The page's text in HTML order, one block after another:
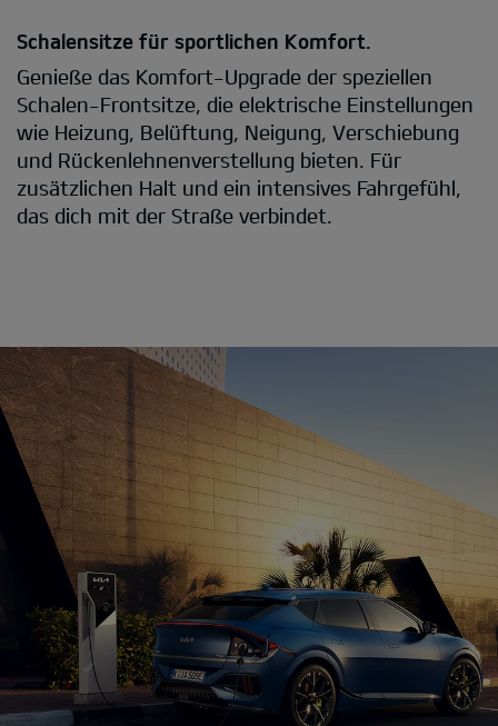
Schalensitze für sportlichen Komfort.
Genieße das Komfort-Upgrade der speziellen
Schalen-Frontsitze, die elektrische Einstellungen
wie Heizung, Belüftung, Neigung, Verschiebung
und Rückenlehnenverstellung bieten. Für
zusätzlichen Halt und ein intensives Fahrgefühl,
das dich mit der Straße verbindet.